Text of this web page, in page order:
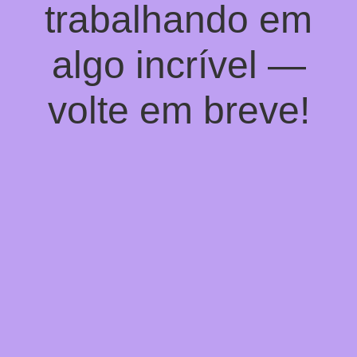
trabalhando em
algo incrível —
volte em breve!